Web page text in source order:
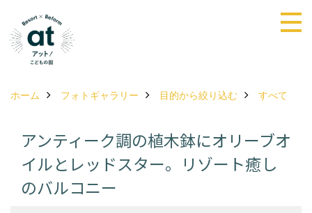
ホーム フォトギャラリー 目的から絞り込む すべて
アンティーク調の植木鉢にオリーブオ
イルとレッドスター。リゾート癒し
のバルコニー